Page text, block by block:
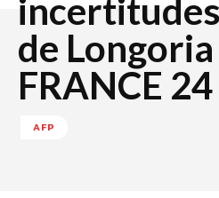
de
FRANCE 24
AFP